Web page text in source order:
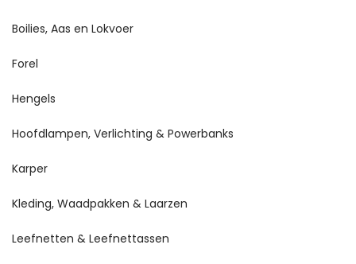
Boilies, Aas en Lokvoer
Forel
Hengels
Hoofdlampen, Verlichting & Powerbanks
Karper
Kleding, Waadpakken & Laarzen
Leefnetten & Leefnettassen